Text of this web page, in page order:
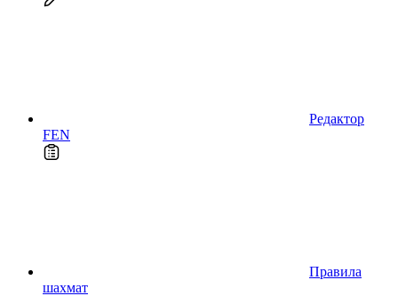
Редактор
FEN
Правила
шахмат